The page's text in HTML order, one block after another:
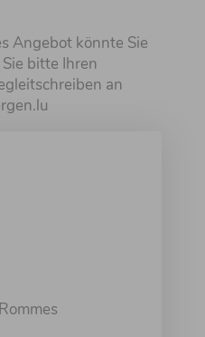
Angebot könnte Sie
bitte Ihren
an